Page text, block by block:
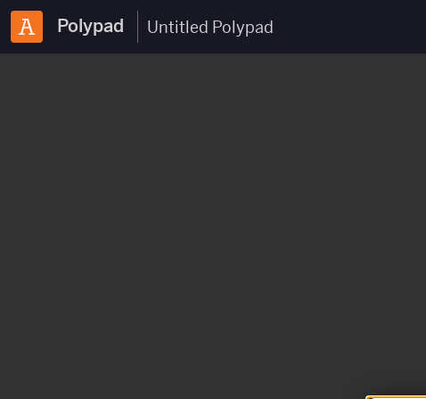
Polypad